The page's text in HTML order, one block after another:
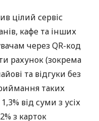
цілий сервіс
кафе та інших
через QR-код
рахунок (зокрема
та відгуки без
таких
від суми з усіх
з карток